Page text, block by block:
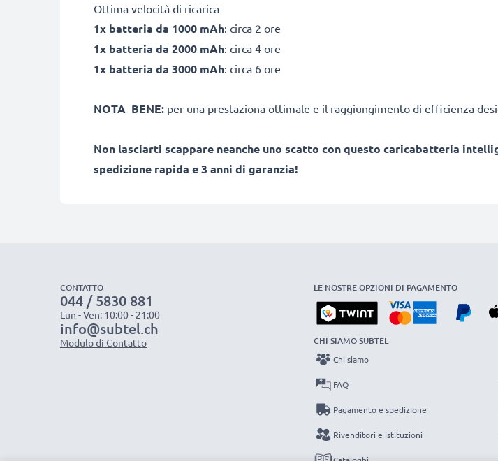
Ottima velocità di ricarica
1x batteria da 1000 mAh: circa 2 ore
1x batteria da 2000 mAh: circa 4 ore
1x batteria da 3000 mAh: circa 6 ore
NOTA BENE: per una prestaziona ottimale e il raggiungimento di efficienza
Non lasciarti scappare neanche uno scatto con questo caricabatteria
spedizione rapida e 3 anni di garanzia!
CONTATTO
044 / 5830 881
Lun - Ven: 10:00 - 21:00
info@subtel.ch
Modulo di Contatto
LE NOSTRE OPZIONI DI PAGAMENTO
CHI SIAMO SUBTEL
Chi siamo
FAQ
Pagamento e spedizione
Rivenditori e istituzioni
Cataloghi